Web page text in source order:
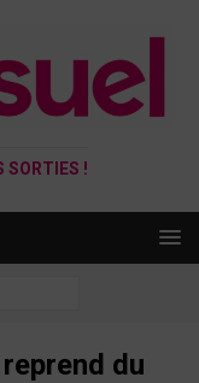
SORTIES !
du